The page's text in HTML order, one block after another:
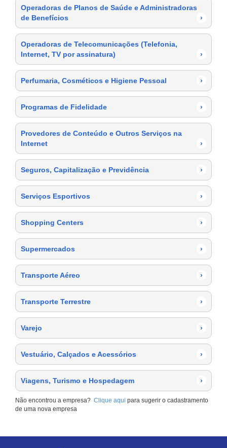
Operadoras de Planos de Saúde e Administradoras
de Benefícios
›
Operadoras de Telecomunicações (Telefonia,
Internet, TV por assinatura)
›
Perfumaria, Cosméticos e Higiene Pessoal ›
Programas de Fidelidade ›
Provedores de Conteúdo e Outros Serviços na
Internet
›
Seguros, Capitalização e Previdência ›
Serviços Esportivos ›
Shopping Centers ›
Supermercados ›
Transporte Aéreo ›
Transporte Terrestre ›
Varejo ›
Vestuário, Calçados e Acessórios ›
Viagens, Turismo e Hospedagem ›
Não encontrou a empresa? Clique aqui para sugerir o cadastramento
de uma nova empresa